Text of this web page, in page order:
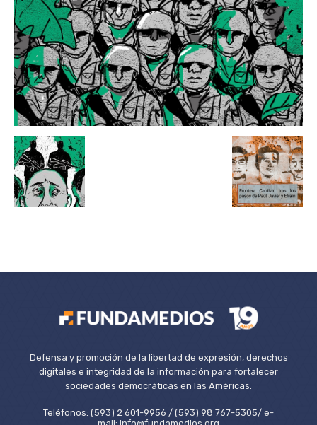
Defensa y promoción de la libertad de expresión, derechos
digitales e integridad de la información para fortalecer
sociedades democráticas en las Américas.
Teléfonos: (593) 2 601-9956 / (593) 98 767-5305/ e-